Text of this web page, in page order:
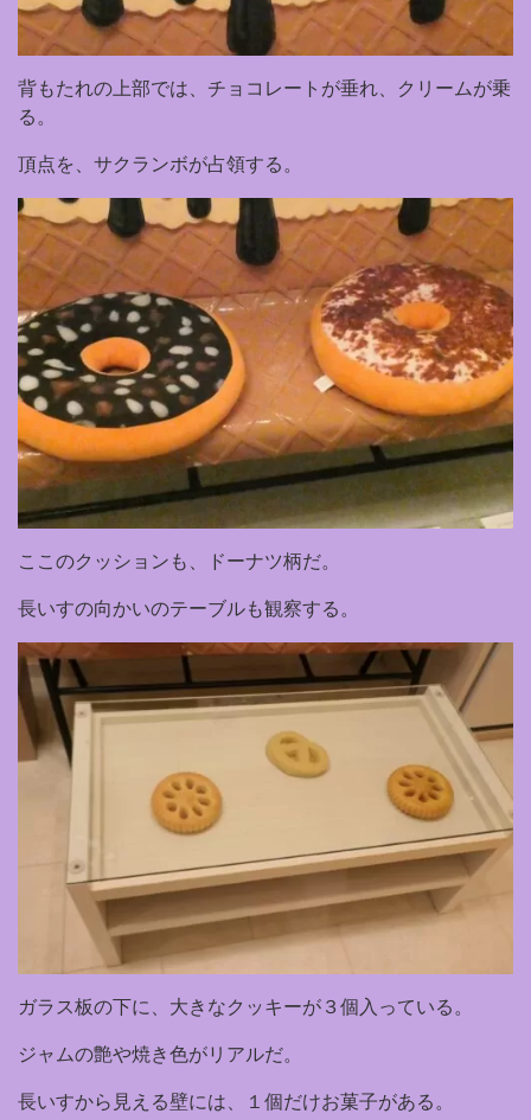
背もたれの上部では、チョコレートが垂れ、クリームが乗
る。
頂点を、サクランボが占領する。
ここのクッションも、ドーナツ柄だ。
長いすの向かいのテーブルも観察する。
ガラス板の下に、大きなクッキーが３個入っている。
ジャムの艶や焼き色がリアルだ。
長いすから見える壁には、１個だけお菓子がある。